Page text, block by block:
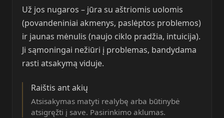
Už jos nugaros – jūra su aštriomis uolomis
(povandeniniai akmenys, paslėptos problemos)
ir jaunas mėnulis (naujo ciklo pradžia, intuicija).
Ji sąmoningai nežiūri į problemas, bandydama
rasti atsakymą viduje.
Raištis ant akių
Atsisakymas matyti realybę arba būtinybė
atsigręžti į save. Pasirinkimo aklumas.